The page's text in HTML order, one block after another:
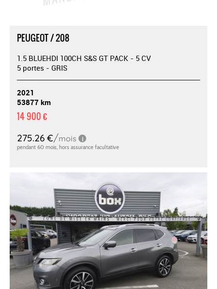
PEUGEOT / 208
1.5 BLUEHDI 100CH S&S GT PACK - 5 CV
5 portes - GRIS
2021
53877 km
14 900 €